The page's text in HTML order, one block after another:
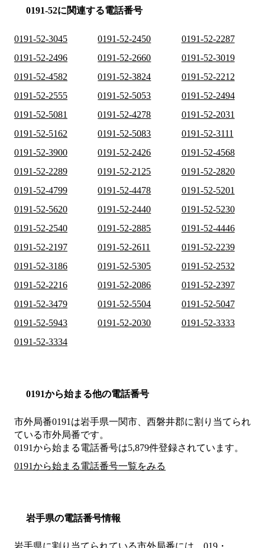
0191-52に関連する電話番号
0191-52-3045 0191-52-2450
0191-52-2287
0191-52-2496
0191-52-2660
0191-52-3019
0191-52-4582
0191-52-3824
0191-52-2212
0191-52-2555
0191-52-5053
0191-52-2494
0191-52-5081
0191-52-4278
0191-52-2031
0191-52-5162
0191-52-5083
0191-52-3111
0191-52-3900
0191-52-2426
0191-52-4568
0191-52-2289
0191-52-2125
0191-52-2820
0191-52-4799
0191-52-4478
0191-52-5201
0191-52-5620
0191-52-2440
0191-52-5230
0191-52-2540
0191-52-2885
0191-52-4446
0191-52-2197
0191-52-2611
0191-52-2239
0191-52-3186
0191-52-5305
0191-52-2532
0191-52-2216
0191-52-2086
0191-52-2397
0191-52-3479
0191-52-5504
0191-52-5047
0191-52-5943
0191-52-2030
0191-52-3333
0191-52-3334
0191から始まる他の電話番号
市外局番0191 は岩手県一関市、西磐井郡に割り当てられ
ている市外局番です。
0191から始まる電話番号は5,879件登録されています。
0191から始まる電話番号一覧をみる
岩手県の電話番号情報